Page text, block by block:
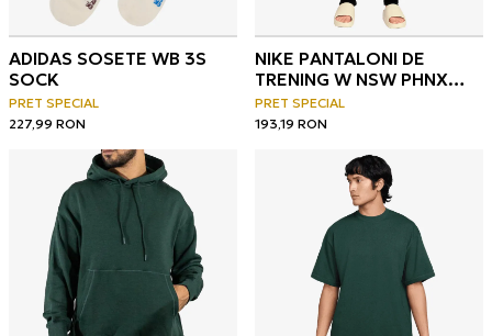
ADIDAS SOSETE WB 3S
SOCK
PRET SPECIAL
227,99 RON
NIKE PANTALONI DE
TRENING W NSW PHNX
BCL HR AOJ PANT
PRET SPECIAL
193,19 RON